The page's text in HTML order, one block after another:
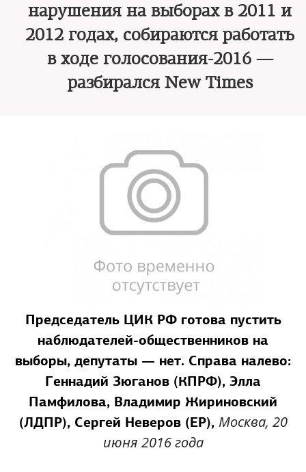
нарушения на выборах в 2011 и
2012 годах, собираются работать
в ходе голосования-2016 —
разбирался New Times
Председатель ЦИК РФ готова пустить
наблюдателей-общественников на
выборы, депутаты — нет. Справа налево:
Геннадий Зюганов (КПРФ), Элла
Памфилова, Владимир Жириновский
(ЛДПР), Сергей Неверов (ЕР), Москва, 20
июня 2016 года